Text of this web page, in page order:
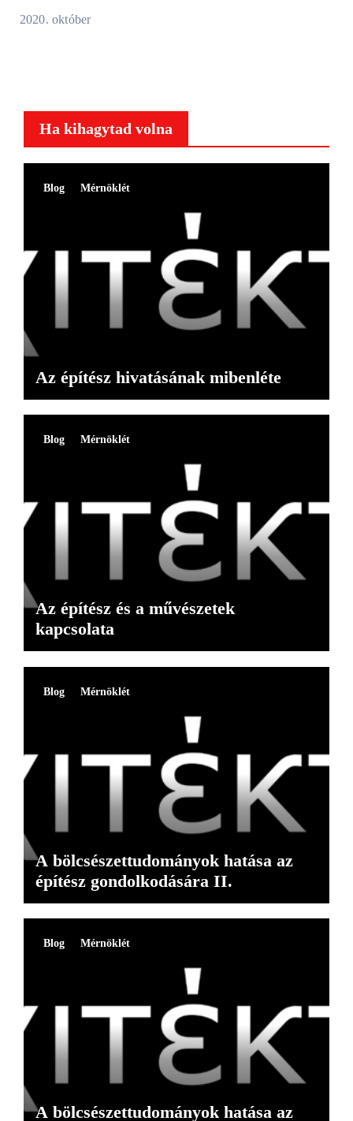
2020. október
Ha kihagytad volna
Blog Mérnöklét
Az építész hivatásának mibenléte
Blog Mérnöklét
Az építész és a művészetek
kapcsolata
Blog Mérnöklét
A bölcsészettudományok hatása az
építész gondolkodására II.
Blog Mérnöklét
A bölcsészettudományok hatása az